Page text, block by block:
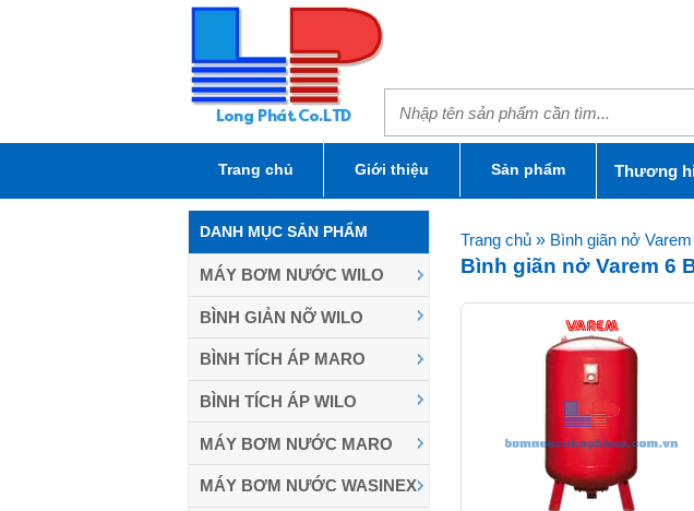
Trang chủ Giới thiệu Sản phẩm Thương
DANH MỤC SẢN PHẨM
MÁY BƠM NƯỚC WILO
BÌNH GIẢN NỠ WILO
BÌNH TÍCH ÁP MARO
BÌNH TÍCH ÁP WILO
MÁY BƠM NƯỚC MARO
MÁY BƠM NƯỚC WASINEX
Trang chủ » Bình giãn nở
Bình giãn nở Varem 6